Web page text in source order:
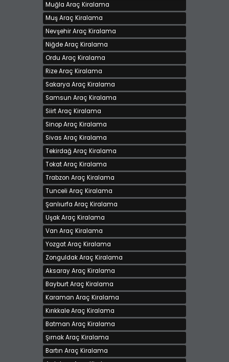
Muğla Araç Kiralama
Muş Araç Kiralama
Nevşehir Araç Kiralama
Niğde Araç Kiralama
Ordu Araç Kiralama
Rize Araç Kiralama
Sakarya Araç Kiralama
Samsun Araç Kiralama
Siirt Araç Kiralama
Sinop Araç Kiralama
Sivas Araç Kiralama
Tekirdağ Araç Kiralama
Tokat Araç Kiralama
Trabzon Araç Kiralama
Tunceli Araç Kiralama
Şanlıurfa Araç Kiralama
Uşak Araç Kiralama
Van Araç Kiralama
Yozgat Araç Kiralama
Zonguldak Araç Kiralama
Aksaray Araç Kiralama
Bayburt Araç Kiralama
Karaman Araç Kiralama
Kırıkkale Araç Kiralama
Batman Araç Kiralama
Şırnak Araç Kiralama
Bartın Araç Kiralama